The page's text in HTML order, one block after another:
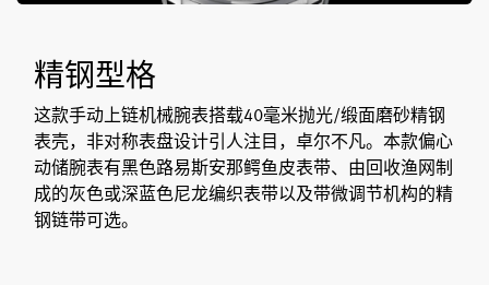
精钢型格
这款手动上链机械腕表搭载40毫米抛光/缎面磨砂精钢
表壳，非对称表盘设计引人注目，卓尔不凡。本款偏心
动储腕表有黑色路易斯安那鳄鱼皮表带、由回收渔网制
成的灰色或深蓝色尼龙编织表带以及带微调节机构的精
钢链带可选。